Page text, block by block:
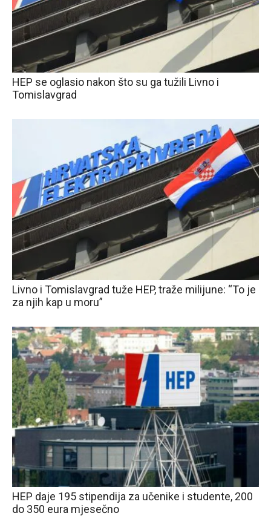
HEP se oglasio nakon što su ga tužili Livno i
Tomislavgrad
Livno i Tomislavgrad tuže HEP, traže milijune: “To je
za njih kap u moru”
HEP daje 195 stipendija za učenike i studente, 200
do 350 eura mjesečno